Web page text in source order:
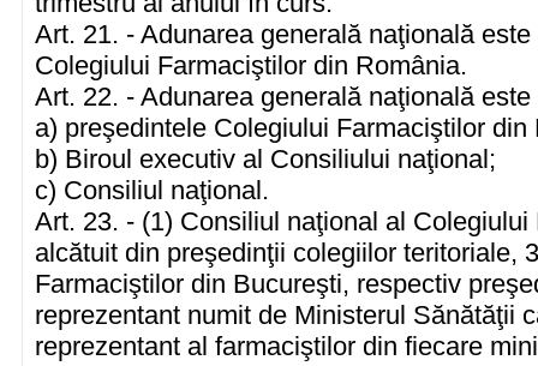
Art. 21. - Adunarea generală naţională
Colegiului Farmaciştilor din România.
Art. 22. - Adunarea generală naţională
a) preşedintele Colegiului Farmaciştilor din
b) Biroul executiv al Consiliului naţional;
c) Consiliul naţional.
Art. 23. - (1) Consiliul naţional al
alcătuit din preşedinţii colegiilor teritoriale,
Farmaciştilor din Bucureşti, respectiv
reprezentant numit de Ministerul Sănătăţii
reprezentant al farmaciştilor din fiecare